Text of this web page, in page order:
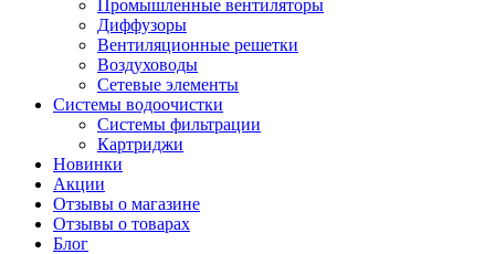
Промышленные вентиляторы
Диффузоры
Вентиляционные решетки
Воздуховоды
Сетевые элементы
Системы водоочистки
Системы фильтрации
Картриджи
Новинки
Акции
Отзывы о магазине
Отзывы о товарах
Блог